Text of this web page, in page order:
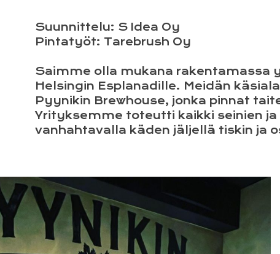
Suunnittelu: S Idea Oy
Pintatyöt: Tarebrush Oy
Saimme olla mukana rakentamassa
Helsingin Esplanadille. Meidän
Pyynikin Brewhouse, jonka pinnat
Yrityksemme toteutti kaikki seinien
vanhahtavalla käden jäljellä tiskin ja